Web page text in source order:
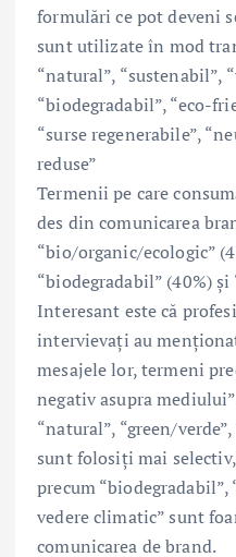
formulări ce pot deveni
sunt utilizate în mod
“natural”, “sustenabil”,
“biodegradabil”, “eco-
“surse regenerabile”,
reduse”
Termenii pe care
des din comunicarea
“bio/organic/ecologic”
“biodegradabil” (40%)
Interesant este că
intervievați au
mesajele lor, termeni
negativ asupra
“natural”, “green/
sunt folosiți mai
precum
vedere climatic” sunt
comunicarea de brand.